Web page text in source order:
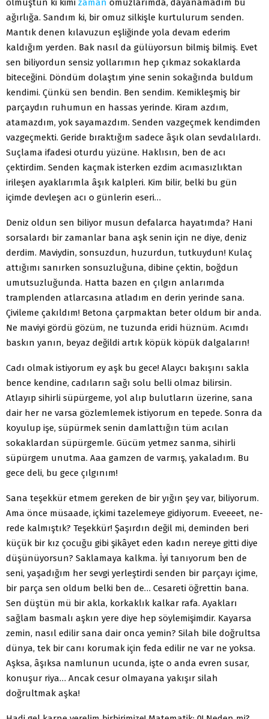
ağırlığa. Sandım ki, bir omuz silkişle kurtulurum senden.
Mantık denen kılavu­zun eşliğinde yola devam ederim
kaldığım yerden. Bak nasıl da gülüyorsun bilmiş bilmiş. Evet
sen biliyordun sensiz yollarımın hep çıkmaz sokaklarda
biteceğini. Döndüm dolaştım yine se­nin sokağında buldum
kendimi. Çünkü sen bendin. Ben sen­dim. Kemikleşmiş bir
parçaydın ruhumun en hassas yerinde. Kiram azdım,
atamazdım, yok sayamazdım. Senden vazgeç­mek kendimden
vazgeçmekti. Geride bıraktığım sadece âşık olan sevdalılardı.
Suçlama ifadesi oturdu yüzüne. Haklısın, ben de acı
çektirdim. Senden kaçmak isterken ezdim acımasızlıktan
irileşen ayaklarımla âşık kalpleri. Kim bilir, belki bu gün
içimde devleşen acı o günlerin eseri…
Deniz oldun sen biliyor musun defalarca hayatımda? Hani
sorsalardı bir zamanlar bana aşk senin için ne diye, deniz
der­dim. Maviydin, sonsuzdun, huzurdun, tutkuydun! Kulaç
attı­ğımı sanırken sonsuzluğuna, dibine çektin, boğdun
umutsuzlu­ğunda. Hatta bazen en çılgın anlarımda
tramplenden atlarcasına atladım en derin yerinde sana.
Çivileme çakıldım! Betona çarp­maktan beter oldum bir anda.
Ne maviyi gördü gözüm, ne tu­zunda eridi hüznüm. Acımdı
baskın yanın, beyaz değildi artık köpük köpük dalgaların!
Cadı olmak istiyorum ey aşk bu gece! Alaycı bakışını sakla
bence kendine, cadıların sağı solu belli olmaz bilirsin.
Atlayıp sihirli süpürgeme, yol alıp bulutların üzerine, sana
dair her ne varsa gözlemlemek istiyorum en tepede. Sonra da
koyulup işe, süpür­mek senin damlattığın tüm acılan
sokaklardan süpürgemle. Gü­cüm yetmez sanma, sihirli
süpürgem unutma. Aaa gamzen de varmış, yakaladım. Bu
gece deli, bu gece çılgınım!
Sana teşekkür etmem gereken de bir yığın şey var, biliyorum.
Ama önce müsaade, içkimi tazelemeye gidiyorum. Eveeeet, ne­
rede kalmıştık? Teşekkür! Şaşırdın değil mi, deminden beri
küçük bir kız çocuğu gibi şikâyet eden kadın nereye gitti diye
düşünü­yorsun? Saklamaya kalkma. İyi tanıyorum ben de
seni, yaşadı­ğım her sevgi yerleştirdi senden bir parçayı içime,
bir parça sen oldum belki ben de… Cesareti öğrettin bana.
Sen düştün mü bir akla, korkaklık kalkar rafa. Ayakları
sağlam basmalı aş­kın yere diye hep söylemişimdir. Kayarsa
zemin, nasıl edilir sana dair onca yemin? Silah bile doğrultsa
dünya, tek bir canı korumak için feda edilir ne var ne yoksa.
Aşksa, âşıksa nam­lunun ucunda, işte o anda evren susar,
konuşur riya… Ancak cesur olmayana yakışır silah
doğrultmak aşka!